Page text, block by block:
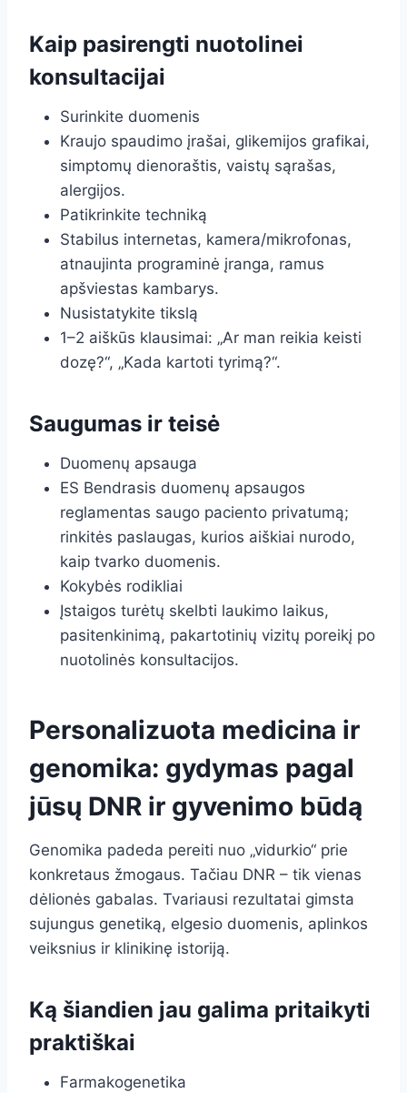
Kaip pasirengti nuotolinei
konsultacijai
Surinkite duomenis
Kraujo spaudimo įrašai, glikemijos grafikai,
simptomų dienoraštis, vaistų sąrašas,
alergijos.
Patikrinkite techniką
Stabilus internetas, kamera/mikrofonas,
atnaujinta programinė įranga, ramus
apšviestas kambarys.
Nusistatykite tikslą
1–2 aiškūs klausimai: „Ar man reikia keisti
dozę?“, „Kada kartoti tyrimą?“.
Saugumas ir teisė
Duomenų apsauga
ES Bendrasis duomenų apsaugos
reglamentas saugo paciento privatumą;
rinkitės paslaugas, kurios aiškiai nurodo,
kaip tvarko duomenis.
Kokybės rodikliai
Įstaigos turėtų skelbti laukimo laikus,
pasitenkinimą, pakartotinių vizitų poreikį po
nuotolinės konsultacijos.
Personalizuota medicina ir
genomika: gydymas pagal
jūsų DNR ir gyvenimo būdą
Genomika padeda pereiti nuo „vidurkio“ prie
konkretaus žmogaus. Tačiau DNR – tik vienas
dėlionės gabalas. Tvariausi rezultatai gimsta
sujungus genetiką, elgesio duomenis, aplinkos
veiksnius ir klinikinę istoriją.
Ką šiandien jau galima pritaikyti
praktiškai
Farmakogenetika